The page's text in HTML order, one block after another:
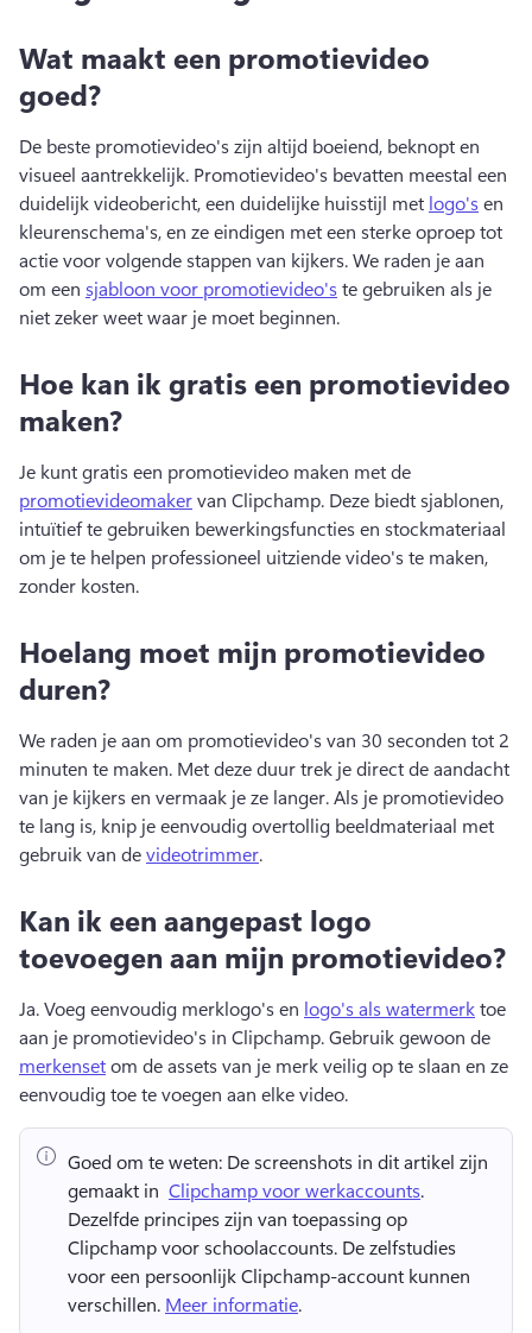
Wat maakt een promotievideo
goed?
De beste promotievideo's zijn altijd boeiend, beknopt en
visueel aantrekkelijk. Promotievideo's bevatten meestal een
duidelijk videobericht, een duidelijke huisstijl met logo's en
kleurenschema's, en ze eindigen met een sterke oproep tot
actie voor volgende stappen van kijkers. We raden je aan
om een sjabloon voor promotievideo's te gebruiken als je
niet zeker weet waar je moet beginnen.
Hoe kan ik gratis een promotievideo
maken?
Je kunt gratis een promotievideo maken met de
promotievideomaker van Clipchamp. Deze biedt sjablonen,
intuïtief te gebruiken bewerkingsfuncties en stockmateriaal
om je te helpen professioneel uitziende video's te maken,
zonder kosten.
Hoelang moet mijn promotievideo
duren?
We raden je aan om promotievideo's van 30 seconden tot 2
minuten te maken. Met deze duur trek je direct de aandacht
van je kijkers en vermaak je ze langer. Als je promotievideo
te lang is, knip je eenvoudig overtollig beeldmateriaal met
gebruik van de videotrimmer.
Kan ik een aangepast logo
toevoegen aan mijn promotievideo?
Ja. Voeg eenvoudig merklogo's en logo's als watermerk toe
aan je promotievideo's in Clipchamp. Gebruik gewoon de
merkenset om de assets van je merk veilig op te slaan en ze
eenvoudig toe te voegen aan elke video.
Goed om te weten: De screenshots in dit artikel zijn
gemaakt in ⁠ Clipchamp voor werkaccounts.
Dezelfde principes zijn van toepassing op
Clipchamp voor schoolaccounts. De zelfstudies
voor een persoonlijk Clipchamp-account kunnen
verschillen. Meer informatie.